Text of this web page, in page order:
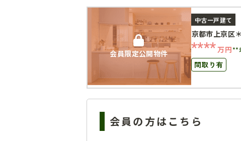
会員限定公開物件
中古一戸建て
京都市上京区
****万円**
間取り有
会員の方はこちら